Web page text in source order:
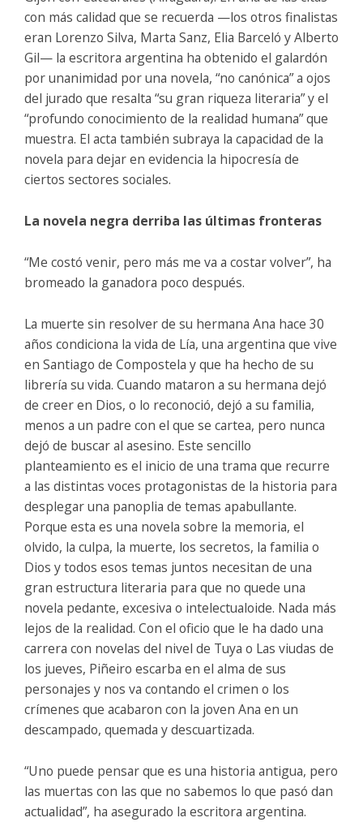
con más calidad que se recuerda —los otros finalistas
eran Lorenzo Silva, Marta Sanz, Elia Barceló y Alberto
Gil— la escritora argentina ha obtenido el galardón
por unanimidad por una novela, “no canónica” a ojos
del jurado que resalta “su gran riqueza literaria” y el
“profundo conocimiento de la realidad humana” que
muestra. El acta también subraya la capacidad de la
novela para dejar en evidencia la hipocresía de
ciertos sectores sociales.
La novela negra derriba las últimas fronteras
“Me costó venir, pero más me va a costar volver”, ha
bromeado la ganadora poco después.
La muerte sin resolver de su hermana Ana hace 30
años condiciona la vida de Lía, una argentina que vive
en Santiago de Compostela y que ha hecho de su
librería su vida. Cuando mataron a su hermana dejó
de creer en Dios, o lo reconoció, dejó a su familia,
menos a un padre con el que se cartea, pero nunca
dejó de buscar al asesino. Este sencillo
planteamiento es el inicio de una trama que recurre
a las distintas voces protagonistas de la historia para
desplegar una panoplia de temas apabullante.
Porque esta es una novela sobre la memoria, el
olvido, la culpa, la muerte, los secretos, la familia o
Dios y todos esos temas juntos necesitan de una
gran estructura literaria para que no quede una
novela pedante, excesiva o intelectualoide. Nada más
lejos de la realidad. Con el oficio que le ha dado una
carrera con novelas del nivel de Tuya o Las viudas de
los jueves, Piñeiro escarba en el alma de sus
personajes y nos va contando el crimen o los
crímenes que acabaron con la joven Ana en un
descampado, quemada y descuartizada.
“Uno puede pensar que es una historia antigua, pero
las muertas con las que no sabemos lo que pasó dan
actualidad”, ha asegurado la escritora argentina.